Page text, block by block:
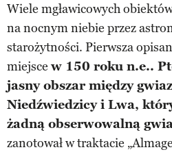
Wiele mgławicowych
na nocnym niebie przez
starożytności. Pierwsza
miejsce w 150 roku n.e..
jasny obszar między
Niedźwiedzicy i Lwa,
żadną obserwowalną
zanotował w traktacie